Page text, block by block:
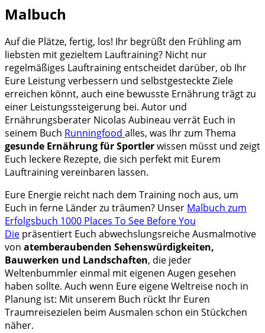
Malbuch
Auf die Plätze, fertig, los! Ihr begrüßt den Frühling am
liebsten mit gezieltem Lauftraining? Nicht nur
regelmäßiges Lauftraining entscheidet darüber, ob Ihr
Eure Leistung verbessern und selbstgesteckte Ziele
erreichen könnt, auch eine bewusste Ernährung trägt zu
einer Leistungssteigerung bei. Autor und
Ernährungsberater Nicolas Aubineau verrät Euch in
seinem Buch Runningfood alles, was Ihr zum Thema
gesunde Ernährung für Sportlerwissen müsst und zeigt
Euch leckere Rezepte, die sich perfekt mit Eurem
Lauftraining vereinbaren lassen.
Eure Energie reicht nach dem Training noch aus, um
Euch in ferne Länder zu träumen? Unser Malbuch zum
Erfolgsbuch 1000 Places To See Before You
Die präsentiert Euch abwechslungsreiche Ausmalmotive
von atemberaubenden Sehenswürdigkeiten,
Bauwerken und Landschaften, die jeder
Weltenbummler einmal mit eigenen Augen gesehen
haben sollte. Auch wenn Eure eigene Weltreise noch in
Planung ist: Mit unserem Buch rückt Ihr Euren
Traumreisezielen beim Ausmalen schon ein Stückchen
näher.